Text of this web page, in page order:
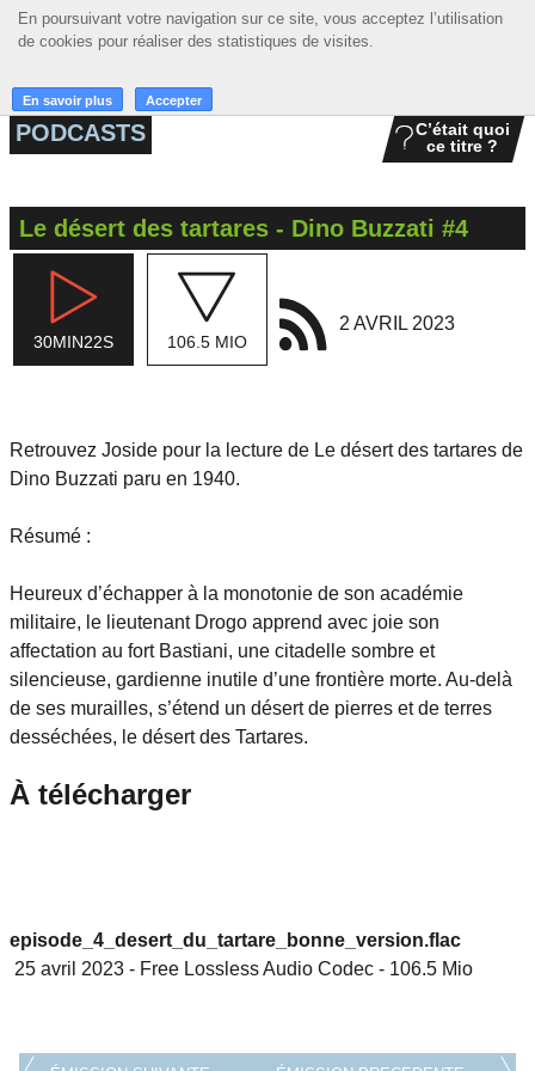
En poursuivant votre navigation sur ce site, vous acceptez l’utilisation
de cookies pour réaliser des statistiques de visites.
En savoir plus Accepter
En poursuivant votre navigation sur ce site, vous acceptez l’utilisation
de cookies pour réaliser des statistiques de visites.
En savoir plus Accepter
☰ MENU
ACCUEIL
MUSIQUE
ACTIONS
PODCASTS
C’était quoi
ce titre ?
Le désert des tartares - Dino Buzzati #4
30MIN22S 106.5 MIO
2 AVRIL 2023
Retrouvez Joside pour la lecture de Le désert des tartares de
Dino Buzzati paru en 1940.
Résumé :
Heureux d’échapper à la monotonie de son académie
militaire, le lieutenant Drogo apprend avec joie son
affectation au fort Bastiani, une citadelle sombre et
silencieuse, gardienne inutile d’une frontière morte. Au-delà
de ses murailles, s’étend un désert de pierres et de terres
desséchées, le désert des Tartares.
À télécharger
episode_4_desert_du_tartare_bonne_version.flac
25 avril 2023 - Free Lossless Audio Codec - 106.5 Mio